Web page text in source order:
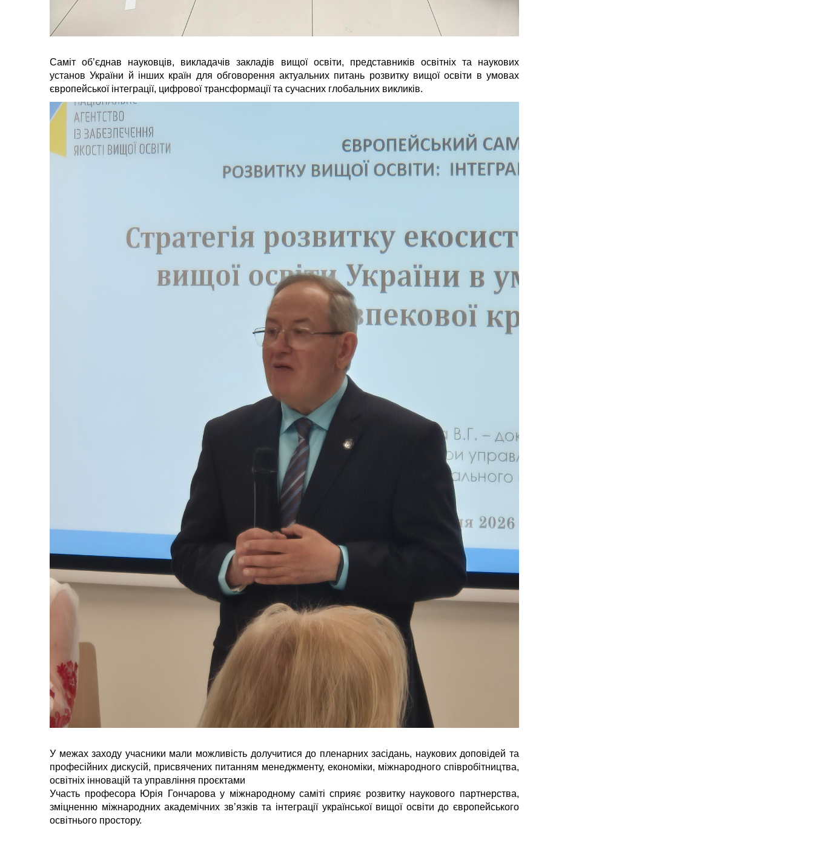
Саміт об’єднав науковців, викладачів закладів вищої освіти, представників освітніх та наукових
установ України й інших країн для обговорення актуальних питань розвитку вищої освіти в умовах
європейської інтеграції, цифрової трансформації та сучасних глобальних викликів.
У межах заходу учасники мали можливість долучитися до пленарних засідань, наукових доповідей та
професійних дискусій, присвячених питанням менеджменту, економіки, міжнародного співробітництва,
освітніх інновацій та управління проєктами
Участь професора Юрія Гончарова у міжнародному саміті сприяє розвитку наукового партнерства,
зміцненню міжнародних академічних зв’язків та інтеграції української вищої освіти до європейського
освітнього простору.